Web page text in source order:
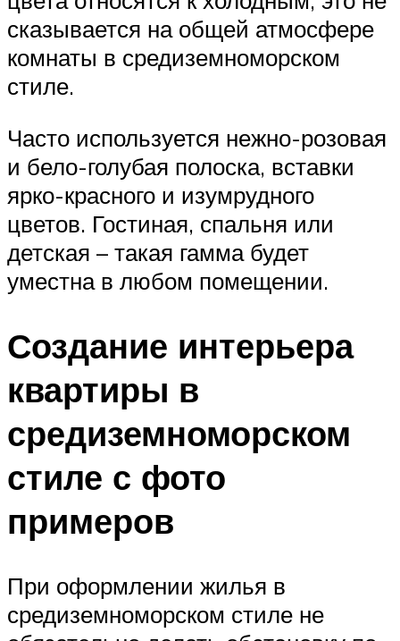
сказывается на общей атмосфере
комнаты в средиземноморском
стиле.
Часто используется нежно-розовая
и бело-голубая полоска, вставки
ярко-красного и изумрудного
цветов. Гостиная, спальня или
детская – такая гамма будет
уместна в любом помещении.
Создание интерьера
квартиры в
средиземноморском
стиле с фото
примеров
При оформлении жилья в
средиземноморском стиле не